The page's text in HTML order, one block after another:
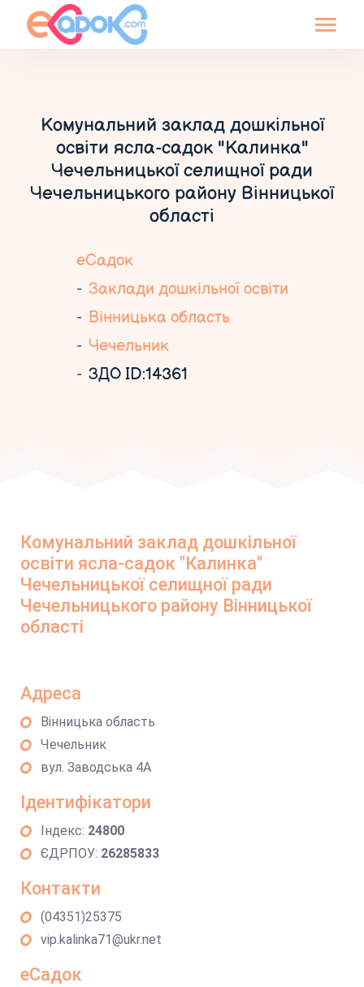
Комунальний заклад дошкільної
освіти ясла-садок "Калинка"
Чечельницької селищної ради
Чечельницького району Вінницької
області
еСадок
Заклади дошкільної освіти
Вінницька область
Чечельник
ЗДО ID:14361
Комунальний заклад дошкільної
освіти ясла-садок "Калинка"
Чечельницької селищної ради
Чечельницького району Вінницької
області
Адреса
Вінницька область
Чечельник
вул. Заводська 4А
Ідентифікатори
Індекс: 24800
ЄДРПОУ: 26285833
Контакти
(04351)25375
vip.kalinka71@ukr.net
еСадок